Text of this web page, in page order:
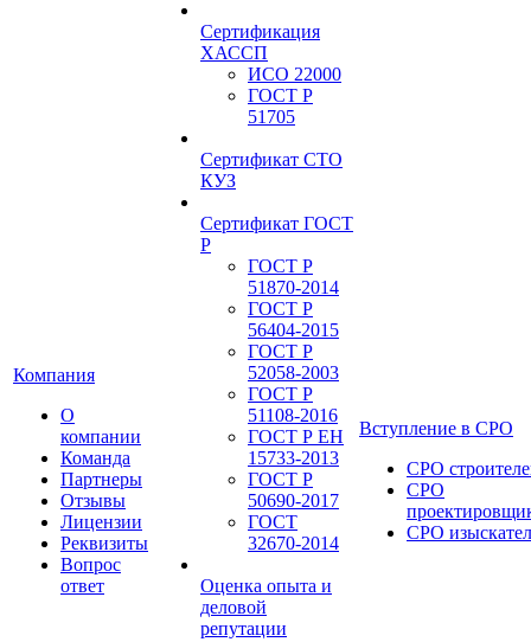
Компания
О
компании
Команда
Партнеры
Отзывы
Лицензии
Реквизиты
Вопрос
ответ
Сертификация
ХАССП
ИСО 22000
ГОСТ Р
51705
Сертификат СТО
КУЗ
Сертификат ГОСТ
Р
ГОСТ Р
51870-2014
ГОСТ Р
56404-2015
ГОСТ Р
52058-2003
ГОСТ Р
51108-2016
ГОСТ Р ЕН
15733-2013
ГОСТ Р
50690-2017
ГОСТ
32670-2014
Оценка опыта и
деловой
репутации
Вступление в СРО
СРО
СРО
СРО